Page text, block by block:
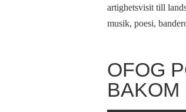
artighetsvisit till
musik, poesi,
OFOG
BAKOM